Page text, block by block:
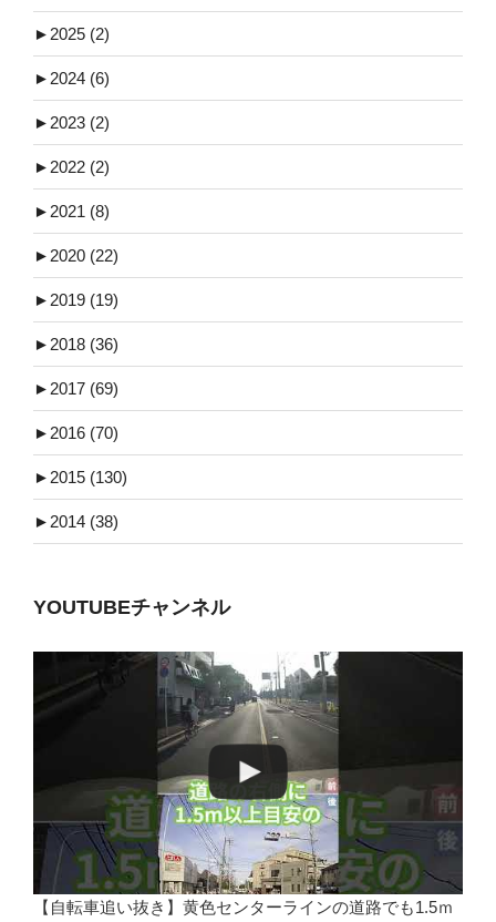
► 2025 (2)
► 2024 (6)
► 2023 (2)
► 2022 (2)
► 2021 (8)
► 2020 (22)
► 2019 (19)
► 2018 (36)
► 2017 (69)
► 2016 (70)
► 2015 (130)
► 2014 (38)
YOUTUBEチャンネル
【自転車追い抜き】黄色センターラインの道路でも1.5ｍ